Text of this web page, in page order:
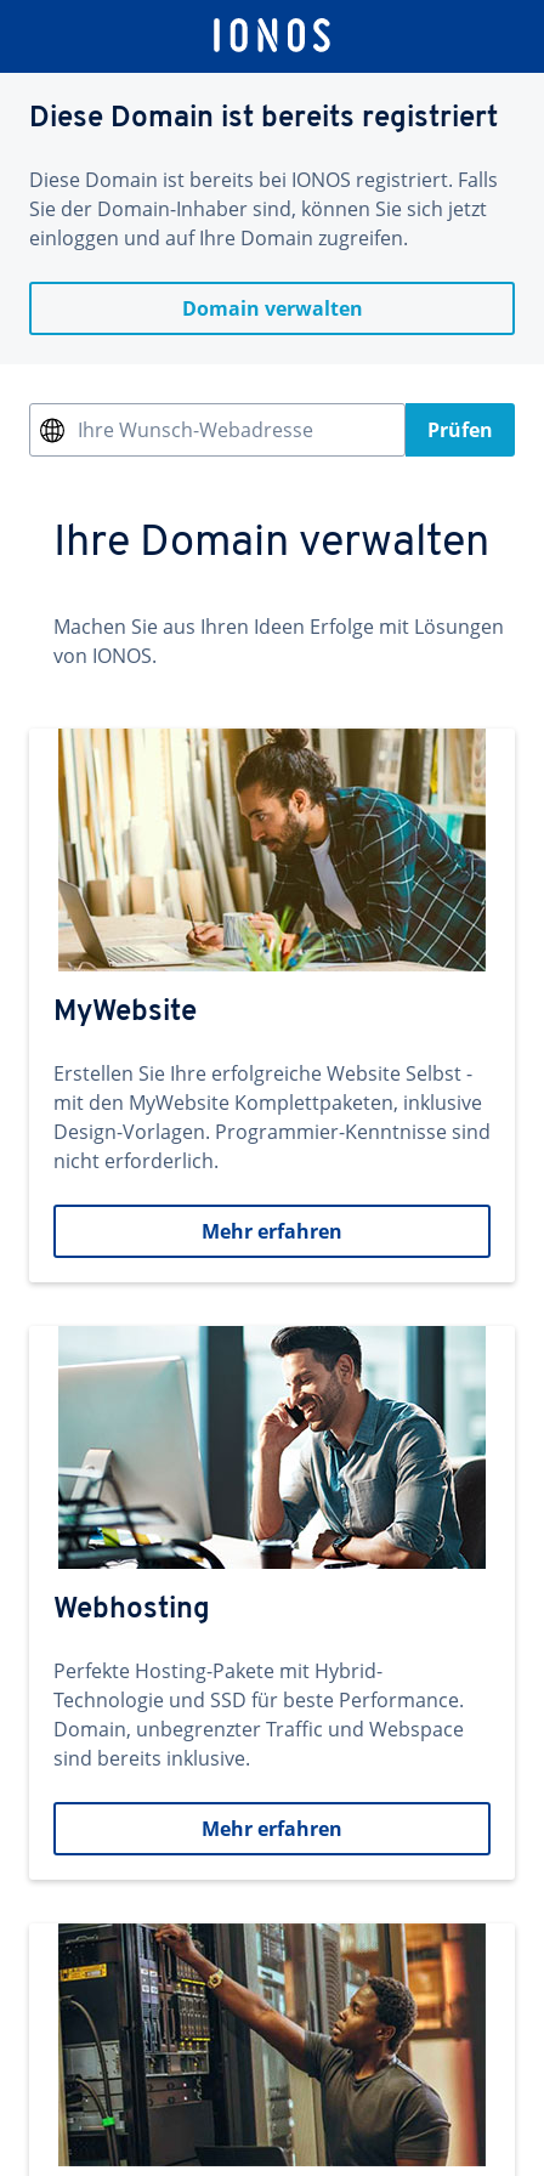
Diese Domain ist bereits registriert
Diese Domain ist bereits bei IONOS registriert. Falls
Sie der Domain-Inhaber sind, können Sie sich jetzt
einloggen und auf Ihre Domain zugreifen.
Domain verwalten
Ihre Wunsch-Webadresse Prüfen
Ihre Domain verwalten
Machen Sie aus Ihren Ideen Erfolge mit Lösungen
von IONOS.
MyWebsite
Erstellen Sie Ihre erfolgreiche Website Selbst -
mit den MyWebsite Komplettpaketen, inklusive
Design-Vorlagen. Programmier-Kenntnisse sind
nicht erforderlich.
Mehr erfahren
Webhosting
Perfekte Hosting-Pakete mit Hybrid-
Technologie und SSD für beste Performance.
Domain, unbegrenzter Traffic und Webspace
sind bereits inklusive.
Mehr erfahren